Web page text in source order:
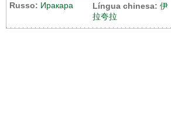
Russo: Иракара Língua chinesa: 伊
拉夸拉